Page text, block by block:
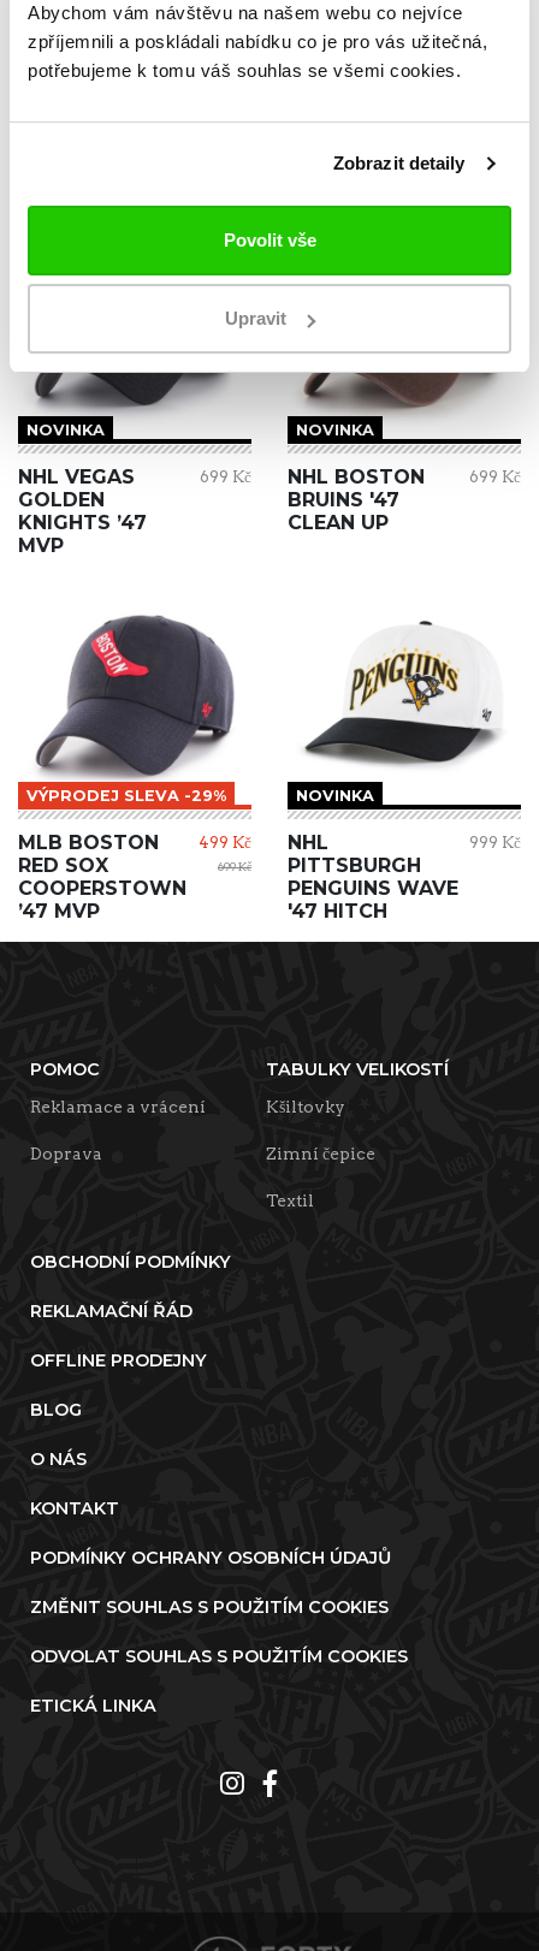
Abychom vám návštěvu na našem webu co nejvíce
zpříjemnili a poskládali nabídku co je pro vás užitečná,
potřebujeme k tomu váš souhlas se všemi cookies.
Zobrazit detaily
Povolit vše
Upravit
TABULKA VELIKOSTÍ
ZKOUKNI TAKÉ TYTO.
NOVINKA
NHL VEGAS
GOLDEN
KNIGHTS ’47
MVP
699 Kč
NOVINKA
NHL BOSTON
BRUINS '47
CLEAN UP
699 Kč
VÝPRODEJ SLEVA -29%
MLB BOSTON
RED SOX
COOPERSTOWN
’47 MVP
499 Kč
699 Kč
NOVINKA
NHL
PITTSBURGH
PENGUINS WAVE
'47 HITCH
999 Kč
POMOC
Reklamace a vrácení
Doprava
TABULKY VELIKOSTÍ
Kšiltovky
Zimní čepice
Textil
OBCHODNÍ PODMÍNKY
REKLAMAČNÍ ŘÁD
OFFLINE PRODEJNY
BLOG
O NÁS
KONTAKT
PODMÍNKY OCHRANY OSOBNÍCH ÚDAJŮ
ZMĚNIT SOUHLAS S POUŽITÍM COOKIES
ODVOLAT SOUHLAS S POUŽITÍM COOKIES
ETICKÁ LINKA